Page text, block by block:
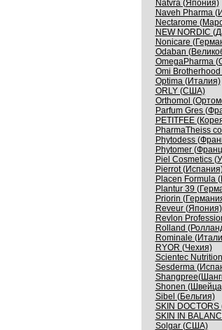
Natvra (Япония)
Naveh Pharma
Nectarome
NEW NORDIC
Nonicare
Odaban
OmegaPharma
Omi
Optima (Италия)
ORLY (США)
Orthomol
Parfum Gres
PETITFEE
PharmaTheiss
Phytodess
Phytomer
Piel Cosmetics
Pierrot
Placen Formula
Plantur 39
Priorin
Reveur (Япония)
Revlon
Rolland
Rominale
RYOR (Чехия)
Scientec
Sesderma
Shonen
Sibel (Бельгия)
SKIN DOCTORS
SKIN IN
Solgar (США)